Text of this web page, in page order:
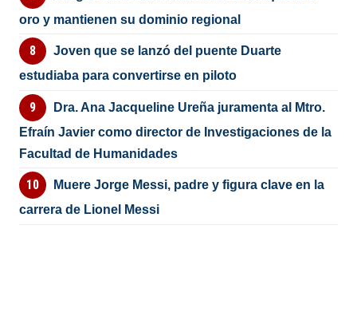
oro y mantienen su dominio regional
Joven que se lanzó del puente Duarte
estudiaba para convertirse en piloto
Dra. Ana Jacqueline Ureña juramenta al Mtro.
Efraín Javier como director de Investigaciones de la
Facultad de Humanidades
Muere Jorge Messi, padre y figura clave en la
carrera de Lionel Messi